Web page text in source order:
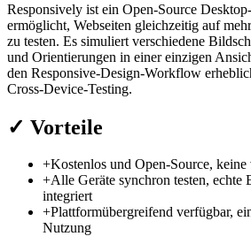
Responsively ist ein Open-Source
ermöglicht, Webseiten gleichzeitig auf
zu testen. Es simuliert verschiedene
und Orientierungen in einer einzigen
den Responsive-Design-Workflow
Cross-Device-Testing.
✓ Vorteile
+Kostenlos und Open-Source, keine
+Alle Geräte synchron testen,
integriert
+Plattformübergreifend verfügbar,
Nutzung